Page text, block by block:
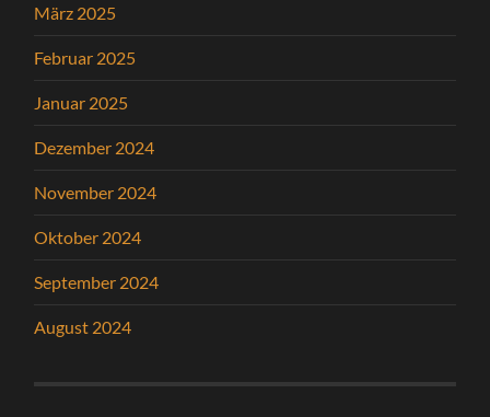
März 2025
Februar 2025
Januar 2025
Dezember 2024
November 2024
Oktober 2024
September 2024
August 2024